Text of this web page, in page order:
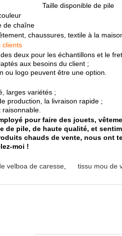
Taille disponible de pile
de chaîne
chaussures, textile à la
clients
deux pour les échantillons et le
aux besoins du client ;
ou logo peuvent être une option.
larges variétés ;
production, la livraison rapide ;
pour faire des jouets,
de pile, de haute qualité, et
chauds de vente, nous ont
moi !
velboa de caresse tissu mou de